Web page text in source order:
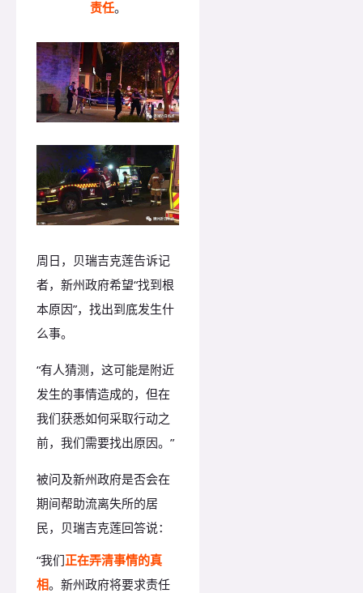
责任。
周日，贝瑞吉克莲告诉记
者，新州政府希望“找到根
本原因”，找出到底发生什
么事。
“有人猜测，这可能是附近
发生的事情造成的，但在
我们获悉如何采取行动之
前，我们需要找出原因。”
被问及新州政府是否会在
期间帮助流离失所的居
民， 贝瑞吉克莲回答说：
“我们正在弄清事情的真
相。新州政府将要求责任